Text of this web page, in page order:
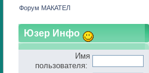
Форум МАКАТЕЛ
Юзер Инфо
Имя
пользователя: